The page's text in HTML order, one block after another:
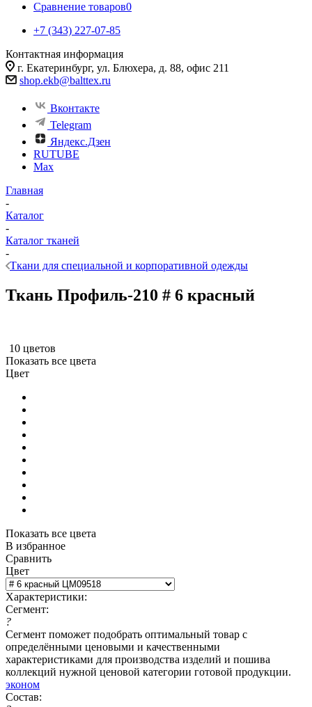
Сравнение товаров0
+7 (343) 227-07-85
Контактная информация
г. Екатеринбург, ул. Блюхера, д. 88, офис 211
shop.ekb@balttex.ru
Вконтакте
Telegram
Яндекс.Дзен
RUTUBE
Max
Главная
-
Каталог
-
Каталог тканей
-
Ткани для специальной и корпоративной одежды
Ткань Профиль-210 # 6 красный
10 цветов
Показать все цвета
Цвет
Показать все цвета
В избранное
Сравнить
Цвет
Характеристики:
Сегмент:
?
Сегмент поможет подобрать оптимальный товар с
определёнными ценовыми и качественными
характеристиками для производства изделий и пошива
коллекций нужной ценовой категории готовой продукции.
эконом
Состав: